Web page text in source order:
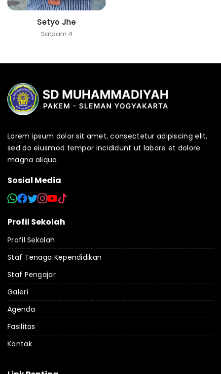
Setyo Jhe
Satpam 4
Lorem ipsum dolor sit amet, consectetur adipiscing elit,
sed do eiusmod tempor incididunt ut labore et dolore
magna aliqua.
Sosial Media
Profil Sekolah
Profil Sekolah
Staf Tenaga Kependidikan
Staf Pengajar
Galeri
Agenda
Fasilitas
Kontak